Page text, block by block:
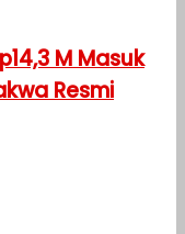
M Masuk
Resmi